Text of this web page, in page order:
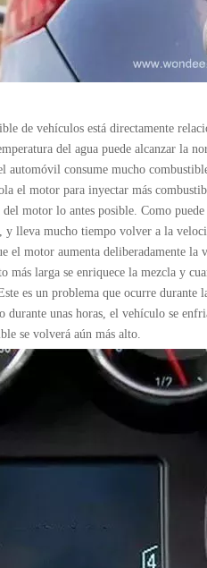
de vehículos está directamente
del agua puede alcanzar la
automóvil consume mucho
el motor para inyectar más
motor lo antes posible. Como
y lleva mucho tiempo volver a la
el motor aumenta deliberadamente la
más larga se enriquece la mezcla y
es un problema que ocurre
durante unas horas, el vehículo se
se volverá aún más alto.